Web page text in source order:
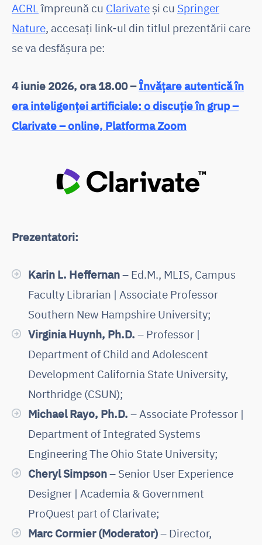
ACRLîmpreună cu Clarivate și cu Springer
Nature, accesaţi link-ul din titlul prezentării care
se va desfășura pe:
4 iunie 2026, ora 18.00 –Învățare autentică în
era inteligenței artificiale: o discuție în grup –
Clarivate – online, Platforma Zoom
Prezentatori:
Karin L. Heffernan– Ed.M., MLIS, Campus
Faculty Librarian | Associate Professor
Southern New Hampshire University;
Virginia Huynh, Ph.D. – Professor |
Department of Child and Adolescent
Development California State University,
Northridge (CSUN);
Michael Rayo, Ph.D. – Associate Professor |
Department of Integrated Systems
Engineering The Ohio State University;
Cheryl Simpson– Senior User Experience
Designer | Academia & Government
ProQuest part of Clarivate;
Marc Cormier (Moderator)– Director,